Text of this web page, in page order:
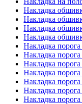
Накладка
Накладка
Накладка
Накладка
Накладка порога
Накладка порога
Накладка
Накладка
Накладка порога
Накладка
Накладка порога